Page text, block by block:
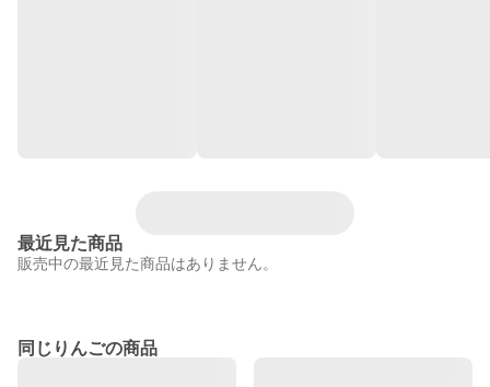
最近見た商品
販売中の最近見た商品はありません。
同じりんごの商品